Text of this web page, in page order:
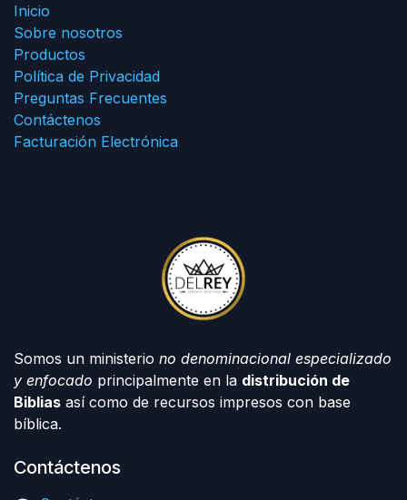
Inicio
Sobre nosotros
Productos
Política de Privacidad
Preguntas Frecuentes
Contáctenos
Facturación Electrónica
Somos un ministerio no denominacional especializado
y enfocado principalmente en la distribución de
Biblias así como de recursos impresos con base
bíblica.
Contáctenos